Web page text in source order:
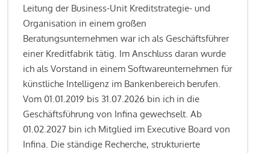
Leitung der Business-Unit Kreditstrategie- und
Organisation in einem großen
Beratungsunternehmen war ich als Geschäftsführer
einer Kreditfabrik tätig. Im Anschluss daran wurde
ich als Vorstand in einem Softwareunternehmen für
künstliche Intelligenz im Bankenbereich berufen.
Vom 01.01.2019 bis 31.07.2026 bin ich in die
Geschäftsführung von Infina gewechselt. Ab
01.02.2027 bin ich Mitglied im Executive Board von
Infina. Die ständige Recherche, strukturierte